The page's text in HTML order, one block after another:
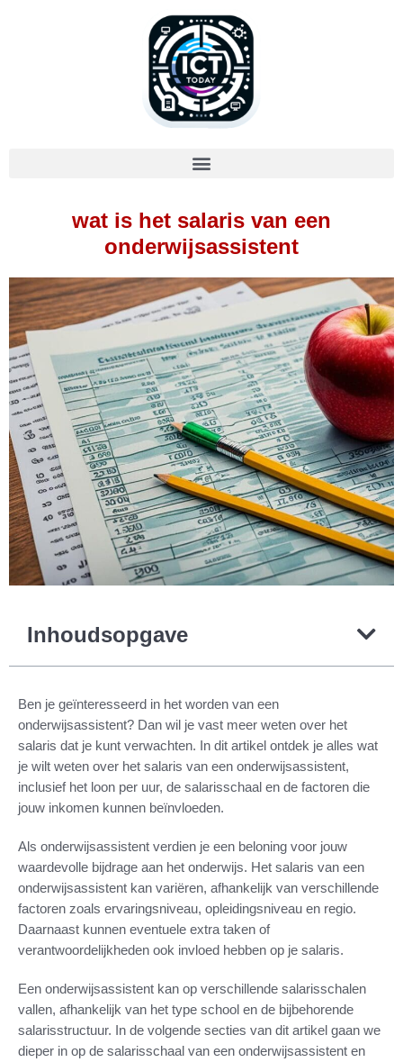
wat is het salaris van een
onderwijsassistent
Inhoudsopgave
Ben je geïnteresseerd in het worden van een
onderwijsassistent? Dan wil je vast meer weten over het
salaris dat je kunt verwachten. In dit artikel ontdek je alles wat
je wilt weten over het salaris van een onderwijsassistent,
inclusief het loon per uur, de salarisschaal en de factoren die
jouw inkomen kunnen beïnvloeden.
Als onderwijsassistent verdien je een beloning voor jouw
waardevolle bijdrage aan het onderwijs. Het salaris van een
onderwijsassistent kan variëren, afhankelijk van verschillende
factoren zoals ervaringsniveau, opleidingsniveau en regio.
Daarnaast kunnen eventuele extra taken of
verantwoordelijkheden ook invloed hebben op je salaris.
Een onderwijsassistent kan op verschillende salarisschalen
vallen, afhankelijk van het type school en de bijbehorende
salarisstructuur. In de volgende secties van dit artikel gaan we
dieper in op de salarisschaal van een onderwijsassistent en